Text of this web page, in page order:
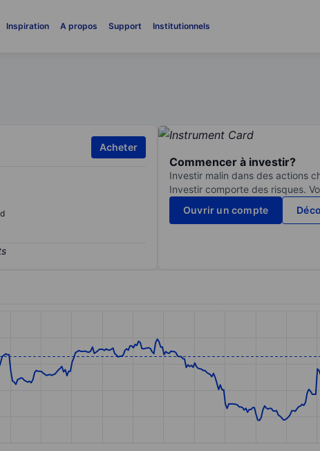
Inspiration A propos Support Institutionnels
Acheter
Commencer à investir?
Investir malin dans des actions
Investir comporte des risques.
Ouvrir un compte
Data ranges from 25.7 to 33.74.